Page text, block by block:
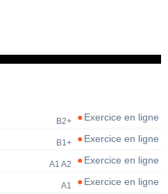
Exercice en ligne
B2+
Exercice en ligne
B1+
Exercice en ligne
A1 A2
Exercice en ligne
A1